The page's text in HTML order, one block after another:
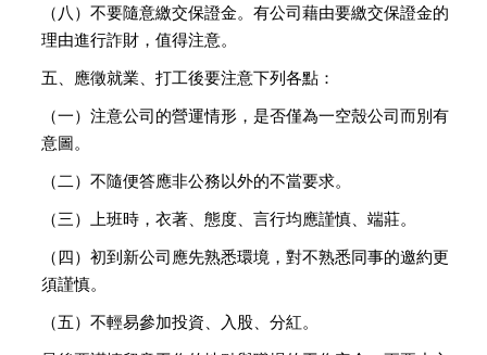
（八）不要隨意繳交保證金。有公司藉由要繳交保證金的
理由進行詐財，值得注意。
五、應徵就業、打工後要注意下列各點：
（一）注意公司的營運情形，是否僅為一空殼公司而別有
意圖。
（二）不隨便答應非公務以外的不當要求。
（三）上班時，衣著、態度、言行均應謹慎、端莊。
（四）初到新公司應先熟悉環境，對不熟悉同事的邀約更
須謹慎。
（五）不輕易參加投資、入股、分紅。